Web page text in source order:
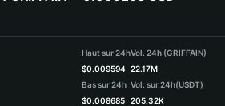
Haut sur 24h
$0.009594
Bas sur 24h
$0.008685
Vol. 24h (GRIFFAIN)
22.17M
Vol. sur 24h(USDT)
205.32K